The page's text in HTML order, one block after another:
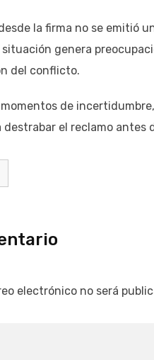
la firma no se emitió
genera
del conflicto.
de
el reclamo antes
electrónico no será